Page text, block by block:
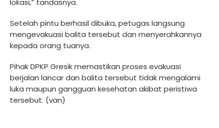
Setelah pintu berhasil dibuka, petugas langsung
mengevakuasi balita tersebut dan menyerahkannya
kepada orang tuanya.
Pihak DPKP Gresik memastikan proses evakuasi
berjalan lancar dan balita tersebut tidak mengalami
luka maupun gangguan kesehatan akibat peristiwa
tersebut. (van)